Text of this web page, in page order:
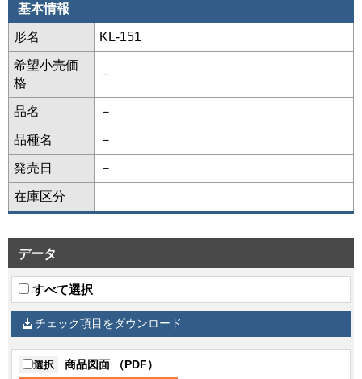
基本情報
形名 KL-151
希望小売価
格
－
品名 －
品種名 －
発売日 －
在庫区分
データ
すべて選択
チェック項目をダウンロード
選択 商品図面 （PDF）